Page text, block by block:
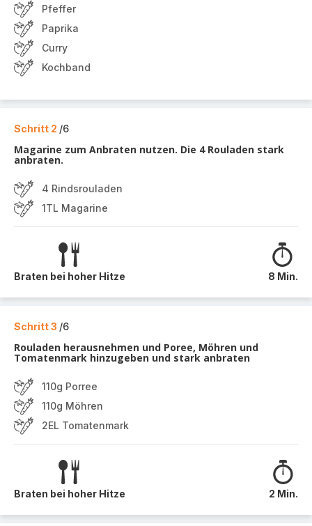
Pfeffer
Paprika
Curry
Kochband
Schritt 2 /6
Magarine zum Anbraten nutzen. Die 4 Rouladen stark
anbraten.
4 Rindsrouladen
1TL Magarine
Braten bei hoher Hitze 8 Min.
Schritt 3 /6
Rouladen herausnehmen und Poree, Möhren und
Tomatenmark hinzugeben und stark anbraten
110g Porree
110g Möhren
2EL Tomatenmark
Braten bei hoher Hitze 2 Min.